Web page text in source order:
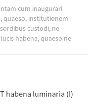
cum inaugurari
quaeso, institutionem
custodi, ne
habena, quaeso ne
habena luminaria (I)